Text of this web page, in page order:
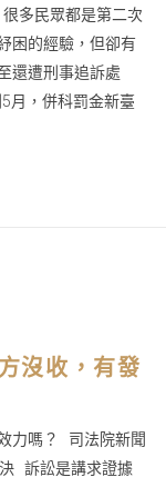
多民眾都是第二次
困的經驗，但卻有
還遭刑事追訴處
月，併科罰金新臺
沒收，有發
力嗎？ 司法院新聞
訴訟是講求證據